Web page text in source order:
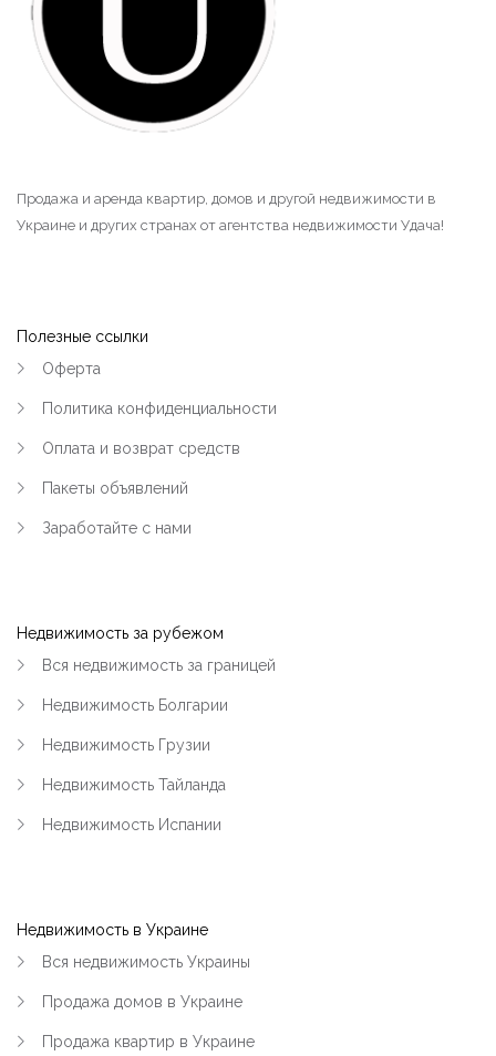
Продажа и аренда квартир, домов и другой недвижимости в
Украине и других странах от агентства недвижимости Удача!
Полезные ссылки
Оферта
Политика конфиденциальности
Оплата и возврат средств
Пакеты объявлений
Заработайте с нами
Недвижимость за рубежом
Вся недвижимость за границей
Недвижимость Болгарии
Недвижимость Грузии
Недвижимость Тайланда
Недвижимость Испании
Недвижимость в Украине
Вся недвижимость Украины
Продажа домов в Украине
Продажа квартир в Украине